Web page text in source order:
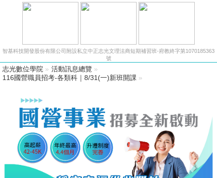
智基科技開發股份有限公司附設私立中正志光文理法商短期補習班-府教終字第1070185363
號
志光數位學院 » 活動訊息總覽 »
116國營職員招考-各類科｜8/31(一)新班開課 »